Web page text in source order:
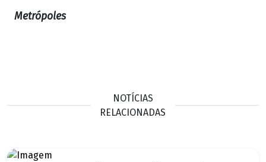
Metrópoles
NOTÍCIAS
RELACIONADAS